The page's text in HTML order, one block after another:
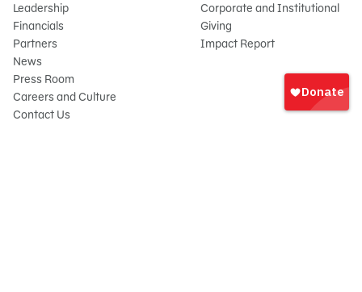
Leadership
Financials
Partners
News
Press Room
Careers and Culture
Contact Us
Corporate and Institutional
Giving
Impact Report